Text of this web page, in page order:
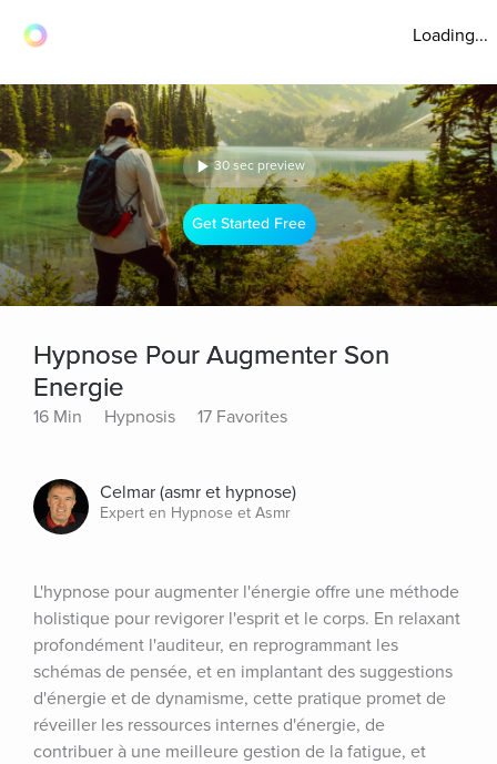
Loading...
30 sec preview
Get Started Free
Hypnose Pour Augmenter Son
Energie
16 Min Hypnosis 17 Favorites
Celmar (asmr et hypnose)
Expert en Hypnose et Asmr
L'hypnose pour augmenter l'énergie offre une méthode
holistique pour revigorer l'esprit et le corps. En relaxant
profondément l'auditeur, en reprogrammant les
schémas de pensée, et en implantant des suggestions
d'énergie et de dynamisme, cette pratique promet de
réveiller les ressources internes d'énergie, de
contribuer à une meilleure gestion de la fatigue, et